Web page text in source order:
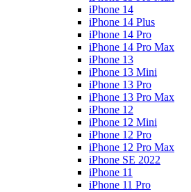
iPhone 14
iPhone 14 Plus
iPhone 14 Pro
iPhone 14 Pro Max
iPhone 13
iPhone 13 Mini
iPhone 13 Pro
iPhone 13 Pro Max
iPhone 12
iPhone 12 Mini
iPhone 12 Pro
iPhone 12 Pro Max
iPhone SE 2022
iPhone 11
iPhone 11 Pro